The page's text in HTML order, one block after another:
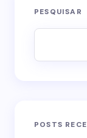
O seu
PESQUISAR
POSTS